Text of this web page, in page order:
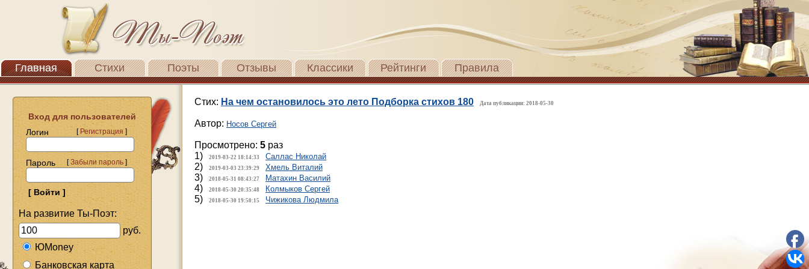
Главная Стихи Поэты Отзывы Классики Рейтинги Правила
Вход для пользователей
Логин
[Регистрация]
Пароль [Забыли пароль]
На развитие Ты-Поэт:
руб.
ЮMoney
Банковская карта
Стих: На чем остановилось это лето Подборка стихов 180 Дата публикации: 2018-05-30
Автор: Носов Сергей
Просмотрено: 5 раз
1)
2019-03-22 18:14:33 Саллас Николай
2) 2019-03-03 23:39:29 Хмель Виталий
3) 2018-05-31 08:43:27 Матахин Василий
4) 2018-05-30 20:35:48 Колмыков Сергей
5) 2018-05-30 19:50:15 Чижикова Людмила